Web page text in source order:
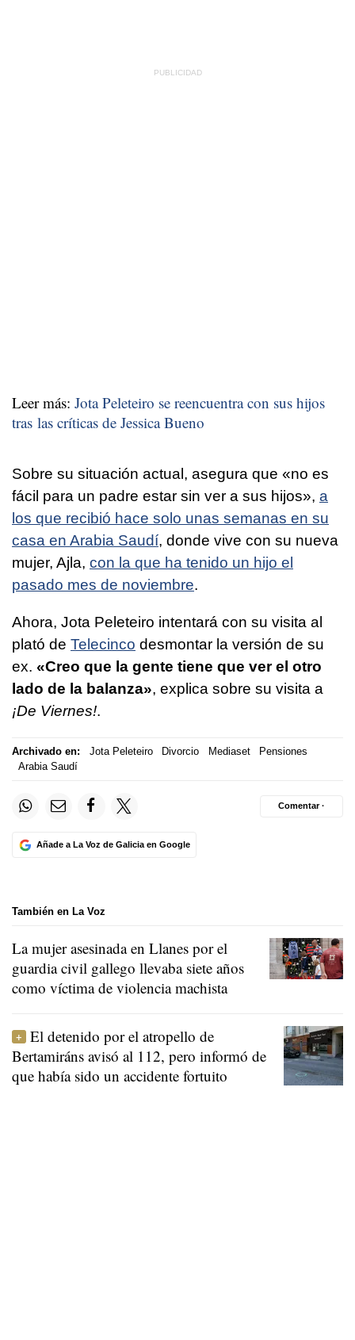
Leer más: Jota Peleteiro se reencuentra con sus hijos
tras las críticas de Jessica Bueno
Sobre su situación actual, asegura que «no es
fácil para un padre estar sin ver a sus hijos», a
los que recibió hace solo unas semanas en su
casa en Arabia Saudí, donde vive con su nueva
mujer, Ajla, con la que ha tenido un hijo el
pasado mes de noviembre.
Ahora, Jota Peleteiro intentará con su visita al
plató de Telecinco desmontar la versión de su
ex. «Creo que la gente tiene que ver el otro
lado de la balanza», explica sobre su visita a
¡De Viernes!.
Archivado en: Jota Peleteiro Divorcio Mediaset
Pensiones
Arabia Saudí
Añade a La Voz de Galicia en Google
Comentar ·
También en La Voz
La mujer asesinada en Llanes por el
guardia civil gallego llevaba siete años
como víctima de violencia machista
El detenido por el atropello de
Bertamiráns avisó al 112, pero informó de
que había sido un accidente fortuito